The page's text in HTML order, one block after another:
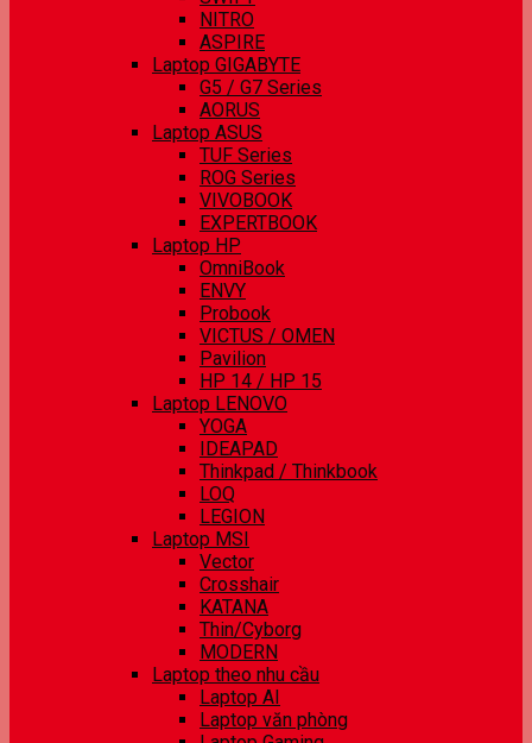
NITRO
ASPIRE
Laptop GIGABYTE
G5 / G7 Series
AORUS
Laptop ASUS
TUF Series
ROG Series
VIVOBOOK
EXPERTBOOK
Laptop HP
OmniBook
ENVY
Probook
VICTUS / OMEN
Pavilion
HP 14 / HP 15
Laptop LENOVO
YOGA
IDEAPAD
Thinkpad / Thinkbook
LOQ
LEGION
Laptop MSI
Vector
Crosshair
KATANA
Thin/Cyborg
MODERN
Laptop theo nhu cầu
Laptop AI
Laptop văn phòng